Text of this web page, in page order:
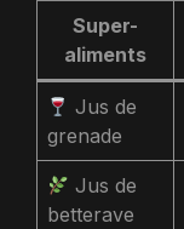
Super-
aliments
Jus de
grenade
Jus de
betterave